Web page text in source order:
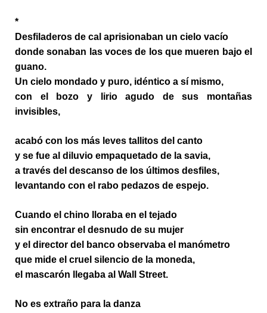
*
Desfiladeros de cal aprisionaban un cielo vacío
donde sonaban las voces de los que mueren bajo el
guano.
Un cielo mondado y puro, idéntico a sí mismo,
con el bozo y lirio agudo de sus montañas
invisibles,
acabó con los más leves tallitos del canto
y se fue al diluvio empaquetado de la savia,
a través del descanso de los últimos desfiles,
levantando con el rabo pedazos de espejo.
Cuando el chino lloraba en el tejado
sin encontrar el desnudo de su mujer
y el director del banco observaba el manómetro
que mide el cruel silencio de la moneda,
el mascarón llegaba al Wall Street.
No es extraño para la danza